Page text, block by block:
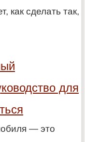
как сделать так,
для
— это